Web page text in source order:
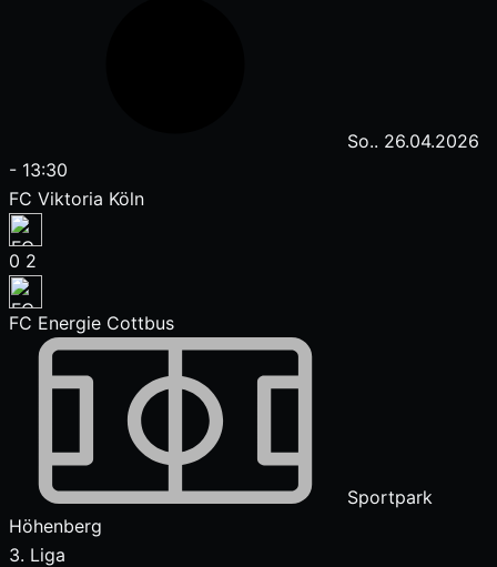
So.. 26.04.2026
- 13:30
FC Viktoria Köln
0 2
FC Energie Cottbus
Sportpark
Höhenberg
3. Liga